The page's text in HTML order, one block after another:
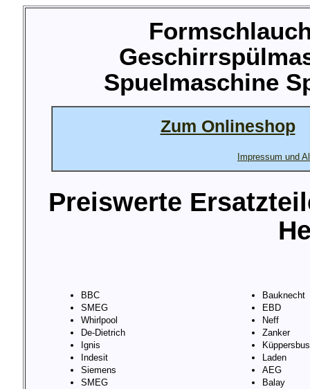
Spuelmaschine
Zum Onlineshop
Impressum und
Preiswerte
BBC
SMEG
Whirlpool
De-Dietrich
Ignis
Indesit
Siemens
SMEG
Bauknecht
EBD
Neff
Zanker
Laden
AEG
Balay